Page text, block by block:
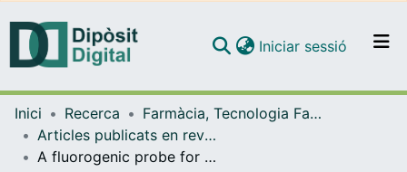
Navega per tot el DD
Iniciar sessió (current)
Inici Recerca
Farmàcia, Tecnologia Farmacèutica i Fisicoquímica
Articles publicats en revistes (Farmàcia, Tecnologia Farmacèutica i Fisicoquímica)
A fluorogenic probe for granzyme B enables in-biopsy evaluation and screening of response to anticancer immunotherapies